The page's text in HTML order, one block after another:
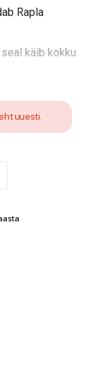
Rapla
käib kokku
uuesti.